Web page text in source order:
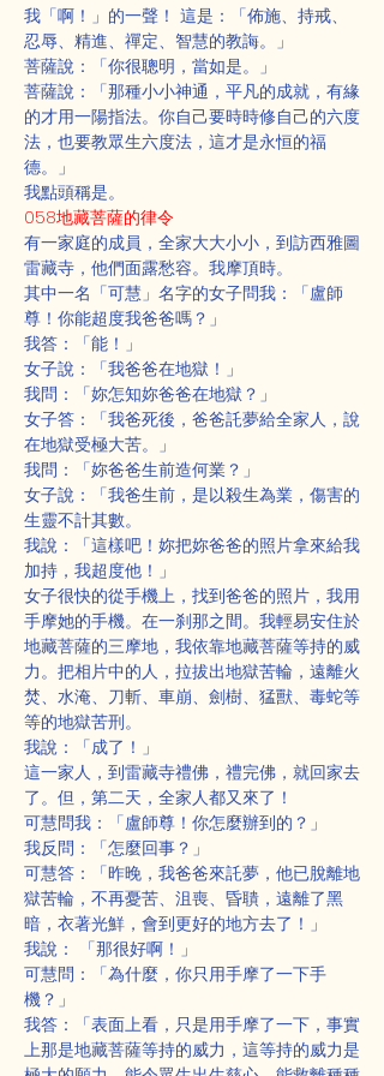
我「啊！」的一聲！ 這是：「佈施、持戒、
忍辱、精進、禪定、智慧的教誨。」
菩薩說：「你很聰明，當如是。」
菩薩說：「那種小小神通，平凡的成就，有緣
的才用一陽指法。你自己要時時修自己的六度
法，也要教眾生六度法，這才是永恒的福
德。」
我點頭稱是。
058地藏菩薩的律令
有一家庭的成員，全家大大小小，到訪西雅圖
雷藏寺，他們面露愁容。我摩頂時。
其中一名「可慧」名字的女子問我：「盧師
尊！你能超度我爸爸嗎？」
我答：「能！」
女子說：「我爸爸在地獄！」
我問：「妳怎知妳爸爸在地獄？」
女子答：「我爸死後，爸爸託夢給全家人，說
在地獄受極大苦。」
我問：「妳爸爸生前造何業？」
女子說：「我爸生前，是以殺生為業，傷害的
生靈不計其數。
我說：「這樣吧！妳把妳爸爸的照片拿來給我
加持，我超度他！」
女子很快的從手機上，找到爸爸的照片，我用
手摩她的手機。在一刹那之間。我輕易安住於
地藏菩薩的三摩地，我依靠地藏菩薩等持的威
力。把相片中的人，拉拔出地獄苦輪，遠離火
焚、水淹、刀斬、車崩、劍樹、猛獸、毒蛇等
等的地獄苦刑。
我說：「成了！」
這一家人，到雷藏寺禮佛，禮完佛，就回家去
了。但，第二天，全家人都又來了！
可慧問我：「盧師尊！你怎麼辦到的？」
我反問：「怎麼回事？」
可慧答：「昨晚，我爸爸來託夢，他已脫離地
獄苦輪，不再憂苦、沮喪、昏聵，遠離了黑
暗，衣著光鮮，會到更好的地方去了！」
我說： 「那很好啊！」
可慧問：「為什麼，你只用手摩了一下手
機？」
我答：「表面上看，只是用手摩了一下，事實
上那是地藏菩薩等持的威力，這等持的威力是